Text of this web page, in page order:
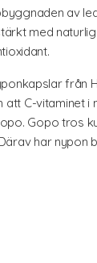
av
med
från
C-vitaminet i
Gopo tros
har nypon